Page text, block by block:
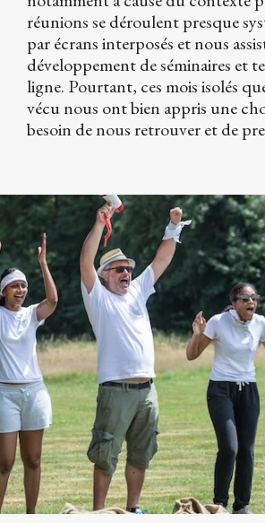
réunions se déroulent presque
par écrans interposés et nous
développement de séminaires et
ligne. Pourtant, ces mois isolés
vécu nous ont bien appris une
besoin de nous retrouver et de